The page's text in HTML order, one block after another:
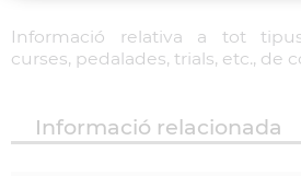
Informació relativa a tot
curses, pedalades, trials, etc., de
Informació relacionada